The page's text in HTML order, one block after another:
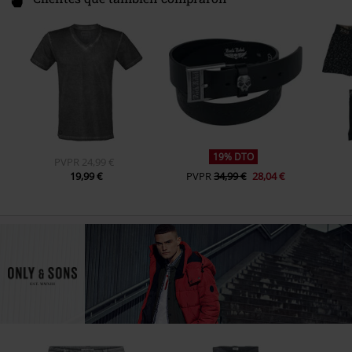
PVPR 24,99 €
19,99 €
19% DTO
PVPR34,99 € 28,04 €